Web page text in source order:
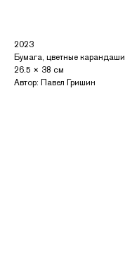
2023
Бумага, цветные карандаши
26.5 × 38 см
Автор: Павел Гришин